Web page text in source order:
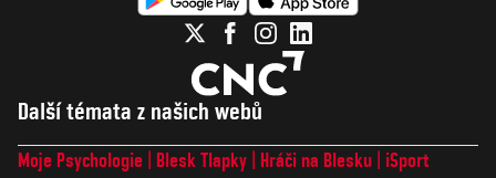
Další témata z našich webů
Moje Psychologie Blesk Tlapky Hráči na Blesku
iSport